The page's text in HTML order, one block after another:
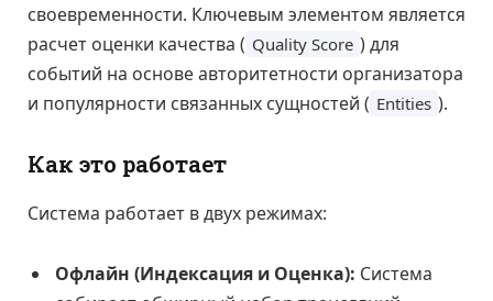
своевременности. Ключевым элементом является
расчет оценки качества ( Quality Score ) для
событий на основе авторитетности организатора
и популярности связанных сущностей ( Entities ).
Как это работает
Система работает в двух режимах:
Офлайн (Индексация и Оценка): Система